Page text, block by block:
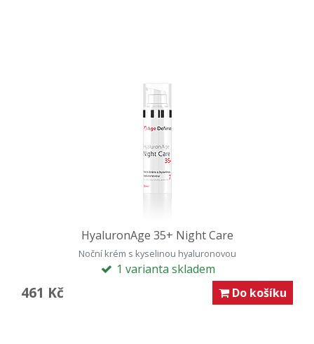
HyaluronAge 35+ Night Care
Noční krém s kyselinou hyaluronovou
1 varianta skladem
461 Kč Do košíku